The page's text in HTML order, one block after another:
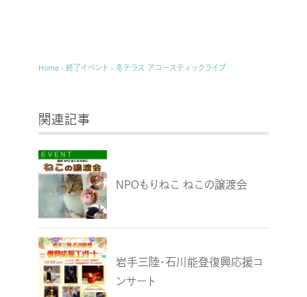
Home › 終了イベント › 冬テラス アコースティックライブ
関連記事
NPOもりねこ ねこの譲渡会
岩手三陸・石川能登復興応援コ
ンサート